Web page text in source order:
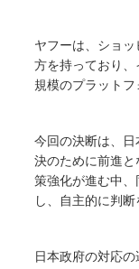
ヤフーは、ショ
方を持っており
規模のプラットフ
今回の決断は、
決のために前進
策強化が進む中
し、自主的に判
日本政府の対応